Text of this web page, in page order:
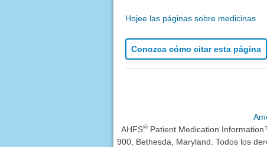
Hojee las páginas sobre medicinas
Conozca cómo citar esta página
AHFS® Patient Medication
900, Bethesda, Maryland. Todos los